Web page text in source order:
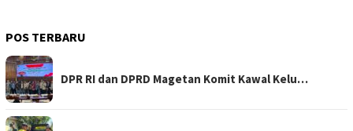
POS TERBARU
DPR RI dan DPRD Magetan Komit Kawal Kelu…